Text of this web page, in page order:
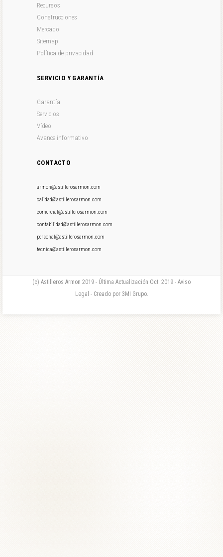
Recursos
Construcciones
Mercado
Sitemap
Política de privacidad
SERVICIO Y GARANTÍA
Garantía
Servicios
Vídeo
Avance informativo
CONTACTO
armon@astillerosarmon.com
calidad@astillerosarmon.com
comercial@astillerosarmon.com
contabilidad@astillerosarmon.com
personal@astillerosarmon.com
tecnica@astillerosarmon.com
(c) Astilleros Armon 2019 - Última Actualización Oct. 2019 - Aviso
Legal - Creado por 3MI Grupo.